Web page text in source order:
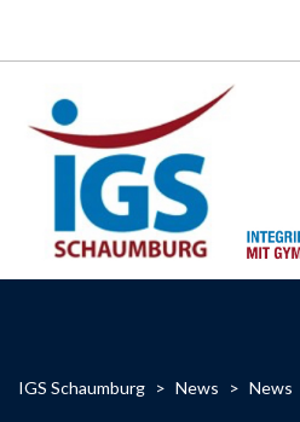
IGS Schaumburg > News > News